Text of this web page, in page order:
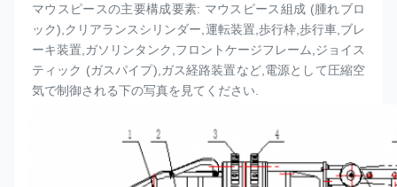
マウスピースの主要構成要素: マウスピース組成 (腫れブロ
ック),クリアランスシリンダー,運転装置,歩行枠,歩行車,ブレ
ーキ装置,ガソリンタンク,フロントケージフレーム,ジョイス
ティック (ガスパイプ),ガス経路装置など,電源として圧縮空
気で制御される下の写真を見てください.